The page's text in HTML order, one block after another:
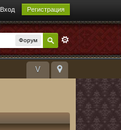
Вход Регистрация
Форум
V